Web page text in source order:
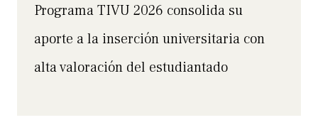
Programa TIVU 2026 consolida su
aporte a la inserción universitaria con
alta valoración del estudiantado